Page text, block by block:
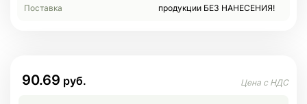
Поставка
продукции БЕЗ НАНЕСЕНИЯ!
90.69